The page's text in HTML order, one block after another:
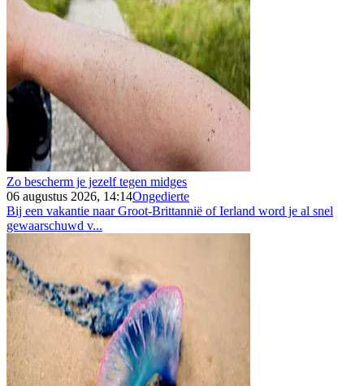
Zo bescherm je jezelf tegen midges
06 augustus 2026, 14:14Ongedierte
Bij een vakantie naar Groot-Brittannië of Ierland word je al snel
gewaarschuwd v...